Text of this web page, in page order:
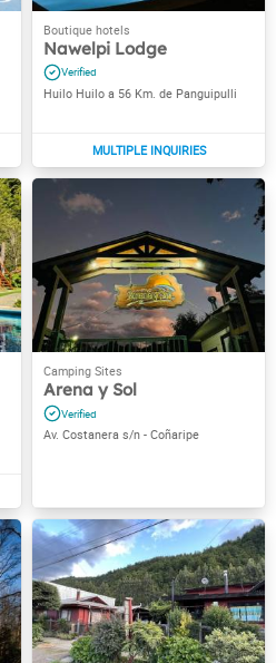
Nawelpi Lodge
Huilo Huilo a 56 Km. de Panguipulli
Arena y Sol
Av. Costanera s/n - Coñaripe